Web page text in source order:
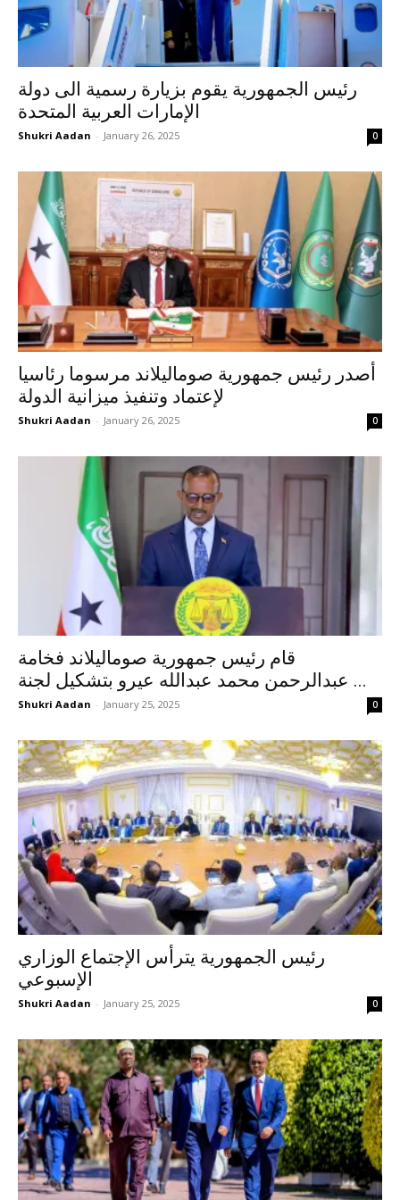
رئيس الجمهورية يقوم بزيارة رسمية الى دولة
الإمارات العربية المتحدة
Shukri Aadan - January 26, 2025 0
أصدر رئيس جمهورية صوماليلاند مرسوما رئاسيا
لإعتماد وتنفيذ ميزانية الدولة
Shukri Aadan - January 26, 2025 0
قام رئيس جمهورية صوماليلاند فخامة
عبدالرحمن محمد عبدالله عيرو بتشكيل لجنة ...
Shukri Aadan - January 25, 2025 0
رئيس الجمهورية يترأس الإجتماع الوزاري
الإسبوعي
Shukri Aadan - January 25, 2025 0